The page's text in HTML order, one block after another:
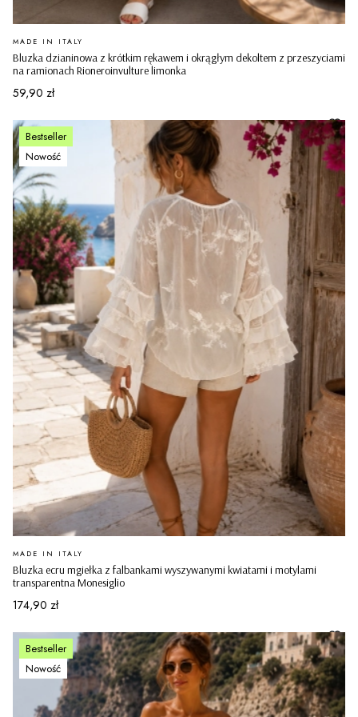
Bluzka dzianinowa z krótkim rękawem i okrągłym dekoltem z przeszyciami
na ramionach Rioneroinvulture limonka
PRODUCENT
MADE IN ITALY
Cena
59,90 zł
Bestseller
Nowość
Bluzka ecru mgiełka z falbankami wyszywanymi kwiatami i motylami
transparentna Monesiglio
PRODUCENT
MADE IN ITALY
Cena
174,90 zł
Bestseller
Nowość